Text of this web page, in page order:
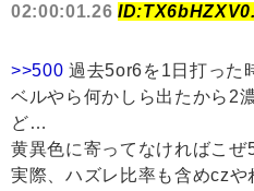
02:00:01.26
>>500 過去5or6を1日打った
ベルやら何かしら出たから2
ど…
黄異色に寄ってなければこぜ
実際、ハズレ比率も含めcz